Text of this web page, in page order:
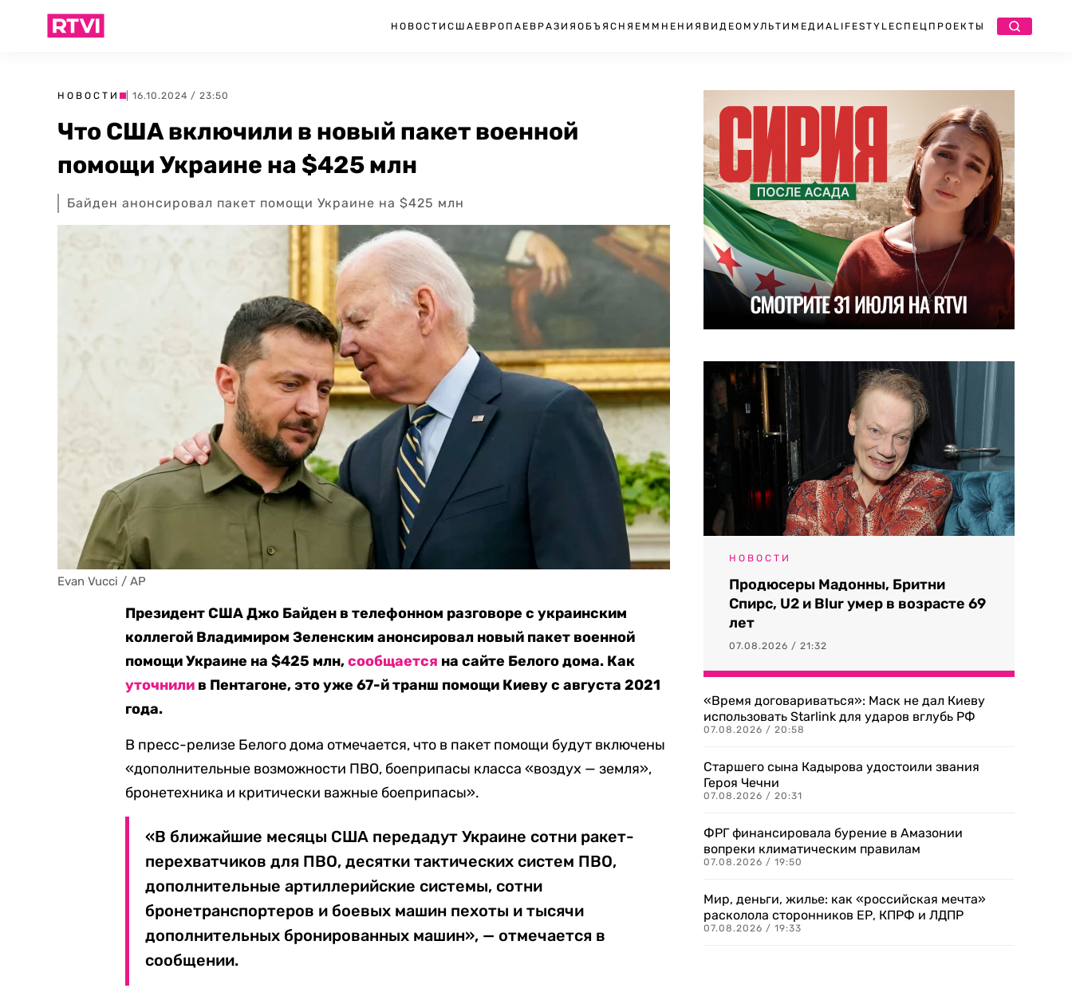
НОВОСТИ США ЕВРОПА ЕВРАЗИЯ ОБЪЯСНЯЕМ МНЕНИЯ ВИДЕО МУЛЬТИМЕДИА LIFESTYLEСПЕЦПРОЕКТЫ
НОВОСТИ | 16.10.2024 / 23:50
Что США включили в новый пакет военной
помощи Украине на $425 млн
Байден анонсировал пакет помощи Украине на $425 млн
Evan Vucci / AP
Президент США Джо Байден в телефонном разговоре с украинским
коллегой Владимиром Зеленским анонсировал новый пакет военной
помощи Украине на $425 млн,сообщается на сайте Белого дома. Как
уточнили в Пентагоне, это уже 67-й транш помощи Киеву с августа 2021
года.
В пресс-релизе Белого дома отмечается, что в пакет помощи будут включены
«дополнительные возможности ПВО, боеприпасы класса «воздух — земля»,
бронетехника и критически важные боеприпасы».
«В ближайшие месяцы США передадут Украине сотни ракет-
перехватчиков для ПВО, десятки тактических систем ПВО,
дополнительные артиллерийские системы, сотни
бронетранспортеров и боевых машин пехоты и тысячи
дополнительных бронированных машин», — отмечается в
сообщении.
НОВОСТИ
Продюсеры Мадонны, Бритни
Спирс, U2 и Blur умер в возрасте 69
лет
07.08.2026 / 21:32
«Время договариваться»: Маск не дал Киеву
использовать Starlink для ударов вглубь РФ
07.08.2026 / 20:58
Старшего сына Кадырова удостоили звания
Героя Чечни
07.08.2026 / 20:31
ФРГ финансировала бурение в Амазонии
вопреки климатическим правилам
07.08.2026 / 19:50
Мир, деньги, жилье: как «российская мечта»
расколола сторонников ЕР, КПРФ и ЛДПР
07.08.2026 / 19:33